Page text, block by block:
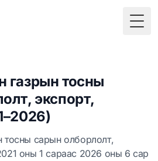
газрын тосны
экспорт,
тосны сарын олборлолт,
оны 1 сараас 2026 оны 6 сар